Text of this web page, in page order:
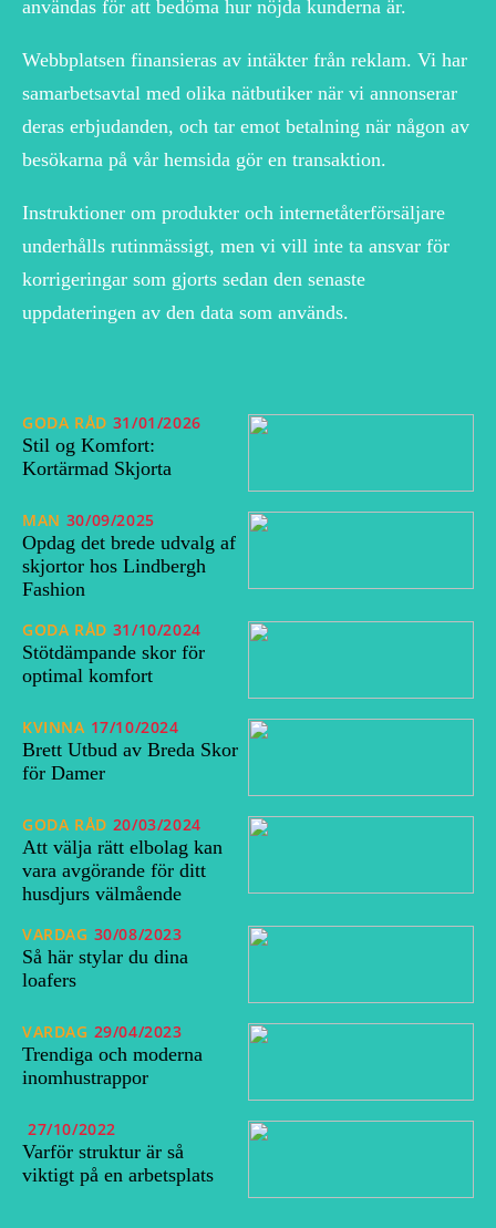
användas för att bedöma hur nöjda kunderna är.
Webbplatsen finansieras av intäkter från reklam. Vi har
samarbetsavtal med olika nätbutiker när vi annonserar
deras erbjudanden, och tar emot betalning när någon av
besökarna på vår hemsida gör en transaktion.
Instruktioner om produkter och internetåterförsäljare
underhålls rutinmässigt, men vi vill inte ta ansvar för
korrigeringar som gjorts sedan den senaste
uppdateringen av den data som används.
GODA RÅD 31/01/2026
Stil og Komfort:
Kortärmad Skjorta
MAN 30/09/2025
Opdag det brede udvalg af
skjortor hos Lindbergh
Fashion
GODA RÅD 31/10/2024
Stötdämpande skor för
optimal komfort
KVINNA 17/10/2024
Brett Utbud av Breda Skor
för Damer
GODA RÅD 20/03/2024
Att välja rätt elbolag kan
vara avgörande för ditt
husdjurs välmående
VARDAG 30/08/2023
Så här stylar du dina
loafers
VARDAG 29/04/2023
Trendiga och moderna
inomhustrappor
27/10/2022
Varför struktur är så
viktigt på en arbetsplats